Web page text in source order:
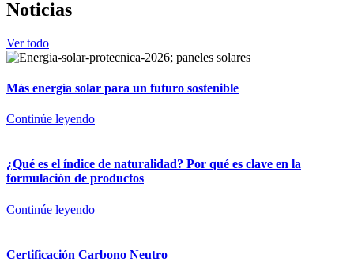
Noticias
Ver todo
Más energía solar para un futuro sostenible
Continúe leyendo
¿Qué es el índice de naturalidad? Por qué es clave en la
formulación de productos
Continúe leyendo
Certificación Carbono Neutro